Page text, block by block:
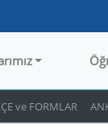
ve FORMLAR